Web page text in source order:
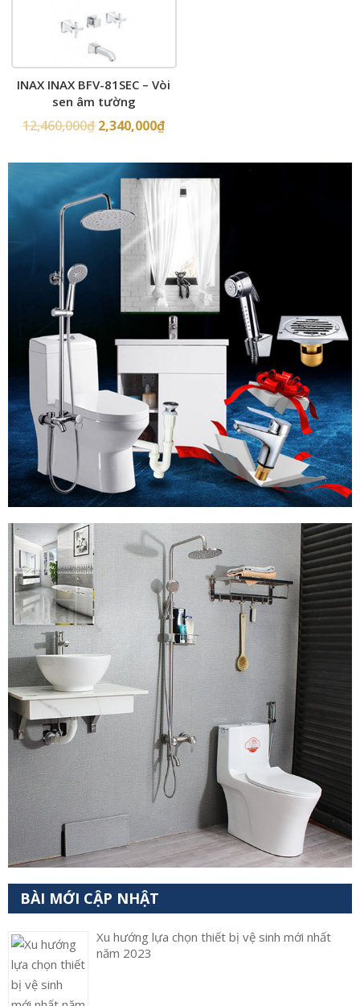
INAX INAX BFV-81SEC – Vòi
sen âm tường
12,460,000₫ 2,340,000₫
BÀI MỚI CẬP NHẬT
Xu hướng lựa chọn thiết bị vệ sinh mới nhất
năm 2023